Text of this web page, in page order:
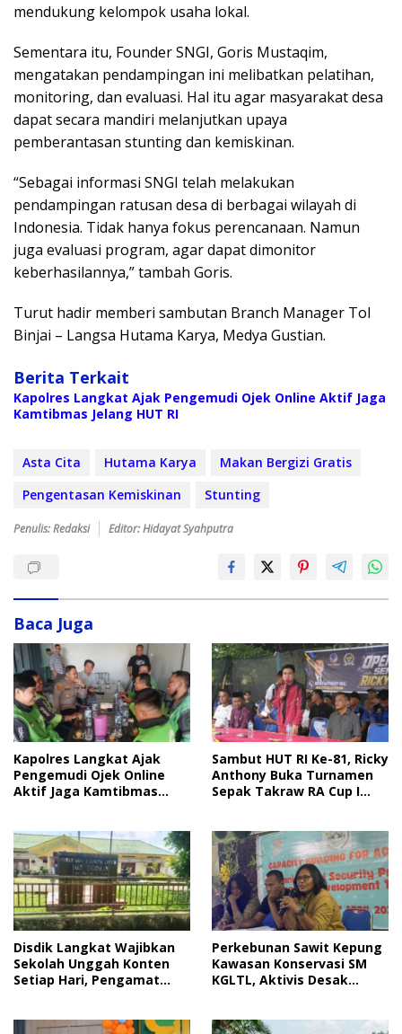
mendukung kelompok usaha lokal.
Sementara itu, Founder SNGI, Goris Mustaqim,
mengatakan pendampingan ini melibatkan pelatihan,
monitoring, dan evaluasi. Hal itu agar masyarakat desa
dapat secara mandiri melanjutkan upaya
pemberantasan stunting dan kemiskinan.
“Sebagai informasi SNGI telah melakukan
pendampingan ratusan desa di berbagai wilayah di
Indonesia. Tidak hanya fokus perencanaan. Namun
juga evaluasi program, agar dapat dimonitor
keberhasilannya,” tambah Goris.
Turut hadir memberi sambutan Branch Manager Tol
Binjai – Langsa Hutama Karya, Medya Gustian.
Berita Terkait
Kapolres Langkat Ajak Pengemudi Ojek Online Aktif Jaga
Kamtibmas Jelang HUT RI
Asta Cita Hutama Karya
Makan Bergizi Gratis
Pengentasan Kemiskinan
Stunting
Penulis: Redaksi Editor: Hidayat Syahputra
Baca Juga
Kapolres Langkat Ajak
Pengemudi Ojek Online
Aktif Jaga Kamtibmas
Sambut HUT RI Ke-81, Ricky
Anthony Buka Turnamen
Sepak Takraw RA Cup I
Disdik Langkat Wajibkan
Sekolah Unggah Konten
Setiap Hari, Pengamat
Perkebunan Sawit Kepung
Kawasan Konservasi SM
KGLTL, Aktivis Desak